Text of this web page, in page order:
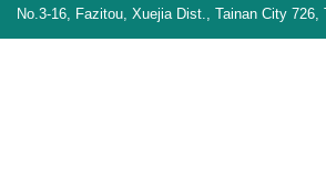
No.3-16, Fazitou, Xuejia Dist., Tainan City